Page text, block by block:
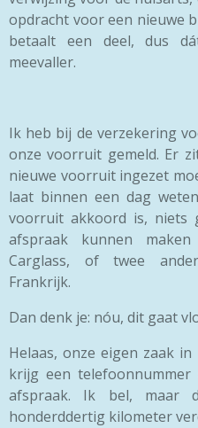
opdracht voor een nieuwe
betaalt een deel, dus
meevaller.
Ik heb bij de verzekering
onze voorruit gemeld. Er
nieuwe voorruit ingezet
laat binnen een dag
voorruit akkoord is, niets
afspraak kunnen
Carglass, of twee
Frankrijk.
Dan denk je: nóu, dit gaat
Helaas, onze eigen zaak
krijg een
afspraak. Ik bel, maar
honderddertig kilometer